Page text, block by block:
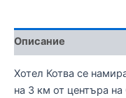
Описание
Хотел Котва се
на 3 км от центъра